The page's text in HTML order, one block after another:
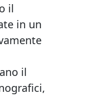
il
in un
il